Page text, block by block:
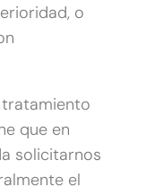
o
que en
solicitarnos
el